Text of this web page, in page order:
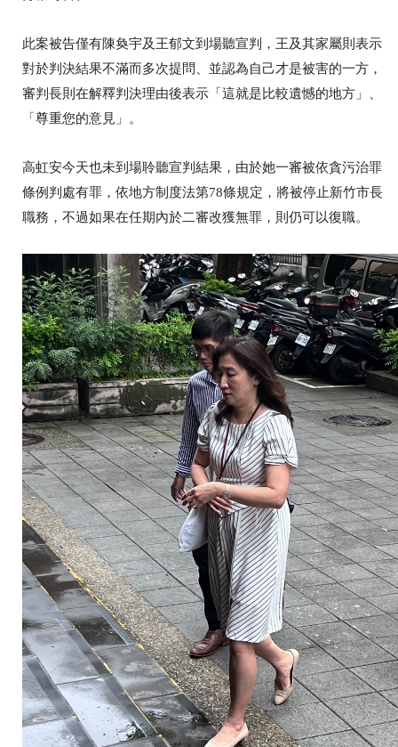
此案被告僅有陳奐宇及王郁文到場聽宣判，王及其家屬則表示
對於判決結果不滿而多次提問、並認為自己才是被害的一方，
審判長則在解釋判決理由後表示「這就是比較遺憾的地方」、
「尊重您的意見」。
高虹安今天也未到場聆聽宣判結果，由於她一審被依貪污治罪
條例判處有罪，依地方制度法第78條規定，將被停止新竹市長
職務，不過如果在任期內於二審改獲無罪，則仍可以復職。